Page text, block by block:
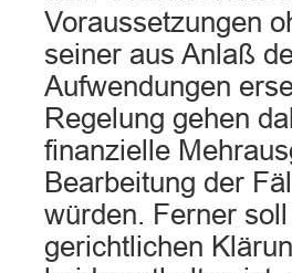
Voraussetzungen
seiner aus Anlaß
Aufwendungen
Regelung gehen
finanzielle
Bearbeitung der
würden. Ferner
gerichtlichen